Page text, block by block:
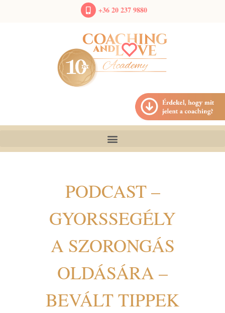
+36 20 237 9880
PODCAST –
GYORSSEGÉLY
A SZORONGÁS
OLDÁSÁRA –
BEVÁLT TIPPEK